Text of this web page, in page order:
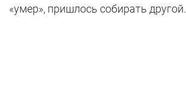
«умер», пришлось собирать другой.